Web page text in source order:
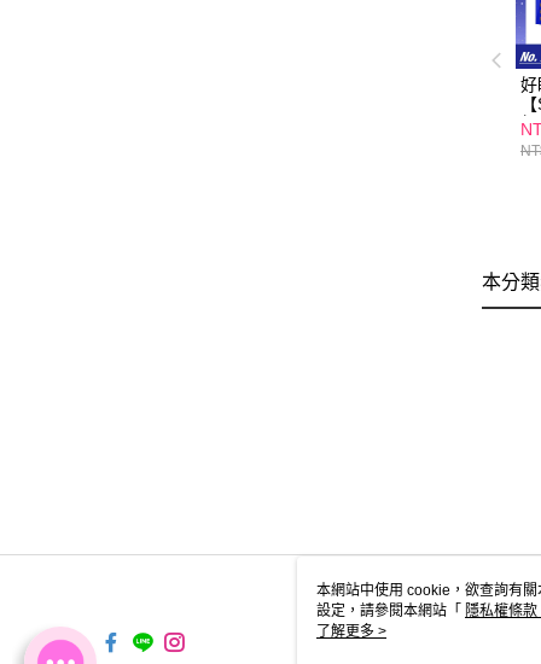
好
本分
本網站中使用 cookie，欲查詢有
設定，請參閱本網站「 隱私權條款
使用 cookie。
了解更多 >